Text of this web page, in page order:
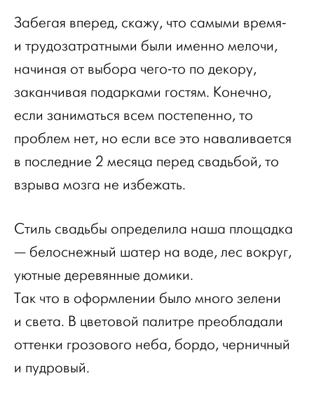
Забегая вперед, скажу, что самыми время-
и трудозатратными были именно мелочи,
начиная от выбора чего-то по декору,
заканчивая подарками гостям. Конечно,
если заниматься всем постепенно, то
проблем нет, но если все это наваливается
в последние 2 месяца перед свадьбой, то
взрыва мозга не избежать.
Стиль свадьбы определила наша площадка
— белоснежный шатер на воде, лес вокруг,
уютные деревянные домики.
Так что в оформлении было много зелени
и света. В цветовой палитре преобладали
оттенки грозового неба, бордо, черничный
и пудровый.